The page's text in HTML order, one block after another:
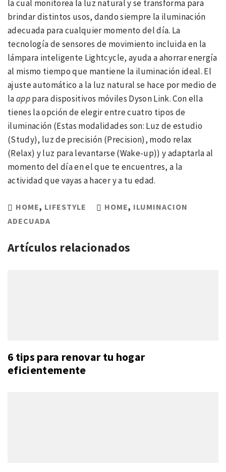
la cual monitorea la luz natural y se transforma para
brindar distintos usos, dando siempre la iluminación
adecuada para cualquier momento del día. La
tecnología de sensores de movimiento incluida en la
lámpara inteligente Lightcycle, ayuda a ahorrar energía
al mismo tiempo que mantiene la iluminación ideal. El
ajuste automático a la luz natural se hace por medio de
laapppara dispositivos móviles Dyson Link. Con ella
tienes la opción de elegir entre cuatro tipos de
iluminación (Estas modalidades son: Luz de estudio
(Study), luz de precisión (Precision), modo relax
(Relax) y luz para levantarse (Wake-up)) y adaptarla al
momento del día en el que te encuentres, a la
actividad que vayas a hacer y a tu edad.
HOME, LIFESTYLE HOME, ILUMINACION
ADECUADA
Artículos relacionados
6 tips para renovar tu hogar
eficientemente